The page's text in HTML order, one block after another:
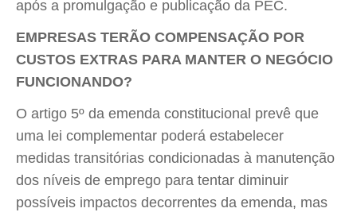
após a promulgação e publicação da PEC.
EMPRESAS TERÃO COMPENSAÇÃO POR
CUSTOS EXTRAS PARA MANTER O NEGÓCIO
FUNCIONANDO?
O artigo 5º da emenda constitucional prevê que
uma lei complementar poderá estabelecer
medidas transitórias condicionadas à manutenção
dos níveis de emprego para tentar diminuir
possíveis impactos decorrentes da emenda, mas